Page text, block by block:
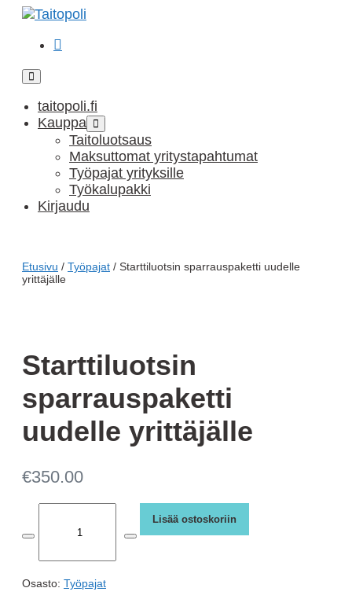
Siirry
Ostoskori
Näytä/piilota
taitopoli.fi
Kauppa Näytä/piilota
valikkomenu
Taitoluotsaus
Maksuttomat yritystapahtumat
Työpajat yrityksille
Työkalupakki
Kirjaudu
Etusivu / Työpajat / Starttiluotsin sparrauspaketti uudelle
yrittäjälle
Starttiluotsin
sparrauspaketti
uudelle yrittäjälle
€350.00
Vähennä
sparrauspaketti
yrittäjälle
määrä
Lisää
Lisää ostoskoriin
Osasto: Työpajat